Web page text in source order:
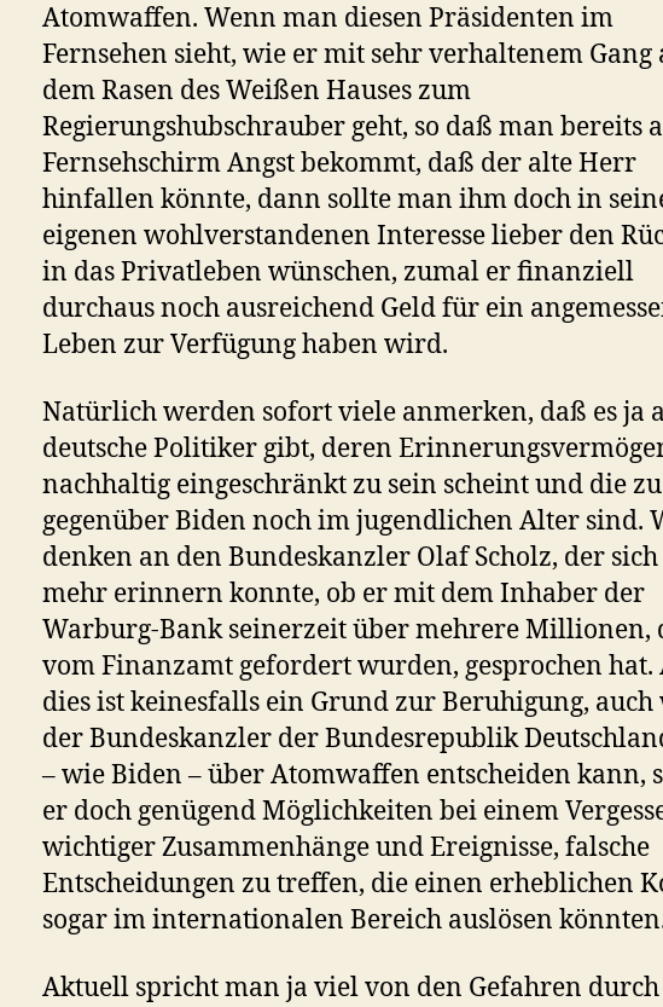
Atomwaffen. Wenn man diesen Präsidenten im
Fernsehen sieht, wie er mit sehr verhaltenem Gang
dem Rasen des Weißen Hauses zum
Regierungshubschrauber geht, so daß man bereits
Fernsehschirm Angst bekommt, daß der alte Herr
hinfallen könnte, dann sollte man ihm doch in
eigenen wohlverstandenen Interesse lieber den
in das Privatleben wünschen, zumal er finanziell
durchaus noch ausreichend Geld für ein
Leben zur Verfügung haben wird.
Natürlich werden sofort viele anmerken, daß es ja
deutsche Politiker gibt, deren
nachhaltig eingeschränkt zu sein scheint und die
gegenüber Biden noch im jugendlichen Alter sind.
denken an den Bundeskanzler Olaf Scholz, der
mehr erinnern konnte, ob er mit dem Inhaber der
Warburg-Bank seinerzeit über mehrere Millionen,
vom Finanzamt gefordert wurden, gesprochen hat.
dies ist keinesfalls ein Grund zur Beruhigung, auch
der Bundeskanzler der Bundesrepublik
– wie Biden – über Atomwaffen entscheiden kann,
er doch genügend Möglichkeiten bei einem
wichtiger Zusammenhänge und Ereignisse, falsche
Entscheidungen zu treffen, die einen erheblichen
sogar im internationalen Bereich auslösen
Aktuell spricht man ja viel von den Gefahren